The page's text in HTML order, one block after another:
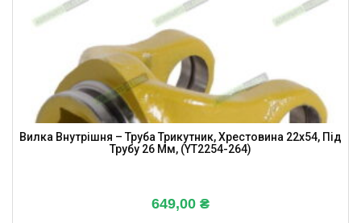
Вилка Внутрішня – Труба Трикутник, Хрестовина 22х54, Під
Трубу 26 Мм, (YT2254-264)
649,00 ₴